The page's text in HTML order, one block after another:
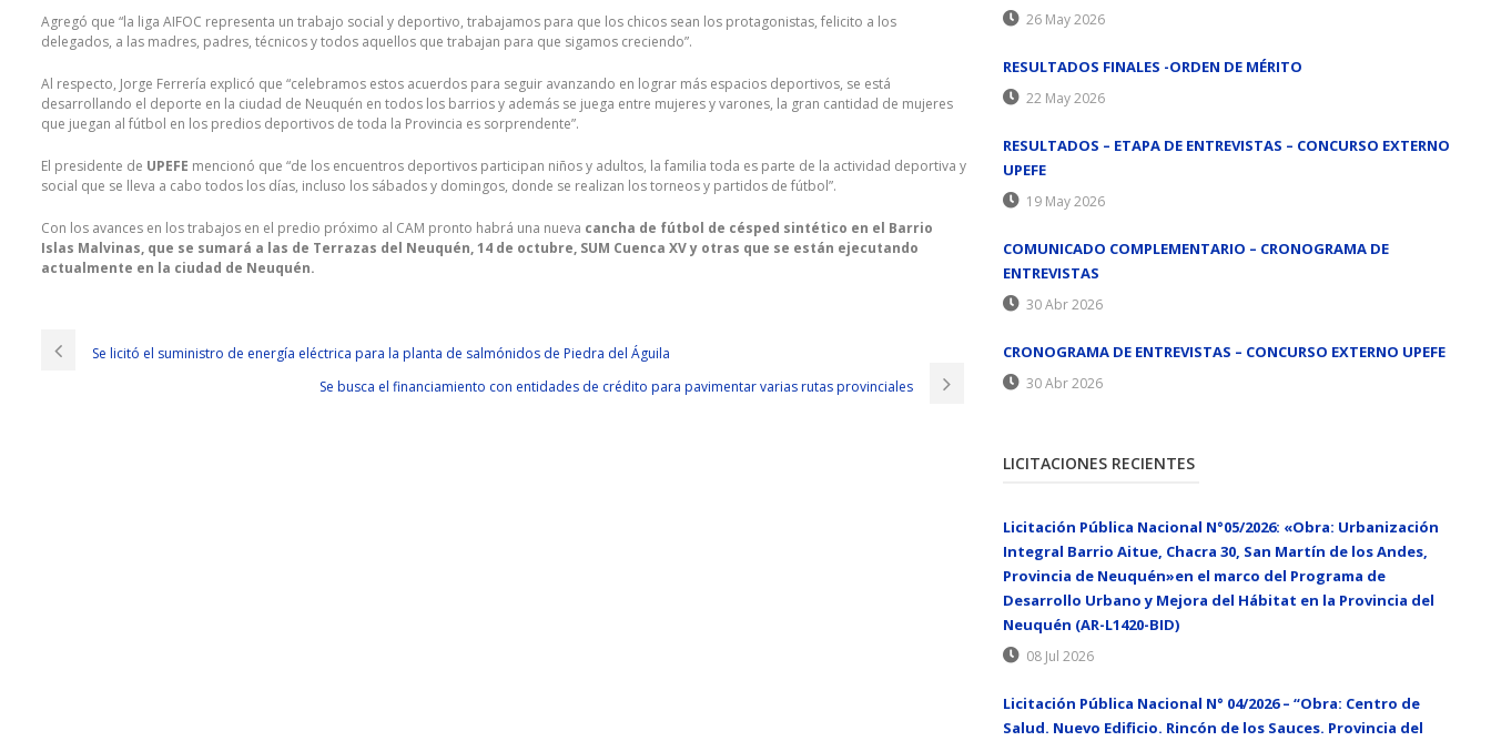
Agregó que “la liga AIFOC representa un trabajo social y deportivo, trabajamos para que los chicos sean los protagonistas, felicito a los
delegados, a las madres, padres, técnicos y todos aquellos que trabajan para que sigamos creciendo”.
Al respecto, Jorge Ferrería explicó que “celebramos estos acuerdos para seguir avanzando en lograr más espacios deportivos, se está
desarrollando el deporte en la ciudad de Neuquén en todos los barrios y además se juega entre mujeres y varones, la gran cantidad de mujeres
que juegan al fútbol en los predios deportivos de toda la Provincia es sorprendente”.
El presidente de UPEFE mencionó que “de los encuentros deportivos participan niños y adultos, la familia toda es parte de la actividad deportiva y
social que se lleva a cabo todos los días, incluso los sábados y domingos, donde se realizan los torneos y partidos de fútbol”.
Con los avances en los trabajos en el predio próximo al CAM pronto habrá una nueva cancha de fútbol de césped sintético en el Barrio
Islas Malvinas, que se sumará a las de Terrazas del Neuquén, 14 de octubre, SUM Cuenca XV y otras que se están ejecutando
actualmente en la ciudad de Neuquén.
Se licitó el suministro de energía eléctrica para la planta de salmónidos de Piedra del Águila
Se busca el financiamiento con entidades de crédito para pavimentar varias rutas provinciales
26 May 2026
RESULTADOS FINALES -ORDEN DE MÉRITO
22 May 2026
RESULTADOS – ETAPA DE ENTREVISTAS – CONCURSO EXTERNO
UPEFE
19 May 2026
COMUNICADO COMPLEMENTARIO – CRONOGRAMA DE
ENTREVISTAS
30 Abr 2026
CRONOGRAMA DE ENTREVISTAS – CONCURSO EXTERNO UPEFE
30 Abr 2026
LICITACIONES RECIENTES
Licitación Pública Nacional N°05/2026: «Obra: Urbanización
Integral Barrio Aitue, Chacra 30, San Martín de los Andes,
Provincia de Neuquén»en el marco del Programa de
Desarrollo Urbano y Mejora del Hábitat en la Provincia del
Neuquén (AR-L1420-BID)
08 Jul 2026
Licitación Pública Nacional N° 04/2026 – “Obra: Centro de
Salud. Nuevo Edificio. Rincón de los Sauces. Provincia del